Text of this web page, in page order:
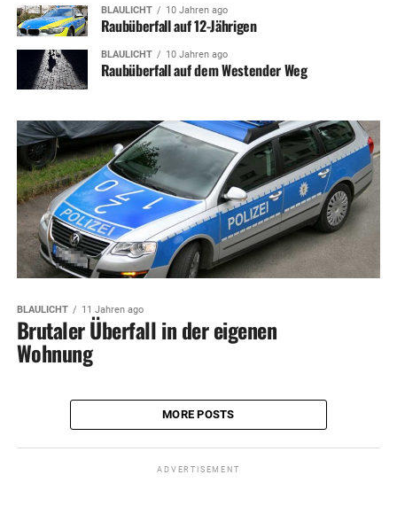
BLAULICHT 10 Jahren ago
Raubüberfall auf 12-Jährigen
BLAULICHT 10 Jahren ago
Raubüberfall auf dem Westender Weg
BLAULICHT 11 Jahren ago
Brutaler Überfall in der eigenen
Wohnung
MORE POSTS
ADVERTISEMENT